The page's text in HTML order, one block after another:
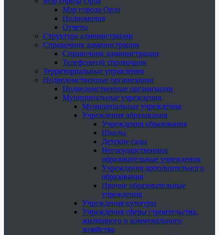
Мэр города Орла
Полномочия
Отчеты
Структура администрации
Справочник администрации
Справочник администрации
Телефонный справочник
Территориальные управления
Подведомственные организации
Подведомственные организации
Муниципальные учреждения
Муниципальные учреждения
Учреждения образования
Учреждения образования
Школы
Детские сады
Негосударственные
образовательные учреждения
Учреждения дополнительного
образования
Прочие образовательные
учреждения
Учреждения культуры
Учреждения сферы строительства,
жилищного и коммунального
хозяйства